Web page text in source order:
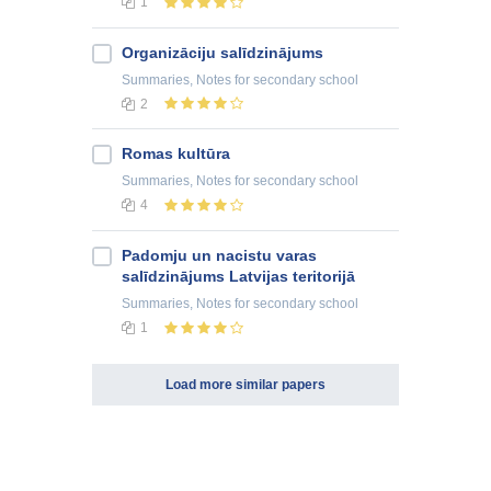
Organizāciju salīdzinājums
Summaries, Notes for secondary school
2
Romas kultūra
Summaries, Notes for secondary school
4
Padomju un nacistu varas
salīdzinājums Latvijas teritorijā
Summaries, Notes for secondary school
1
Load more similar papers